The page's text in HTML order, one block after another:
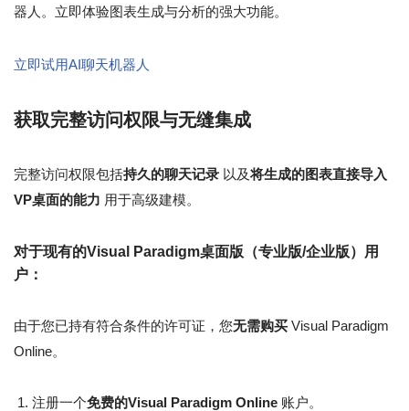
器人。立即体验图表生成与分析的强大功能。
立即试用AI聊天机器人
获取完整访问权限与无缝集成
完整访问权限包括持久的聊天记录 以及将生成的图表直接导入
VP桌面的能力 用于高级建模。
对于现有的Visual Paradigm桌面版（专业版/企业版）用
户：
由于您已持有符合条件的许可证，您无需购买 Visual Paradigm
Online。
注册一个免费的Visual Paradigm Online 账户。